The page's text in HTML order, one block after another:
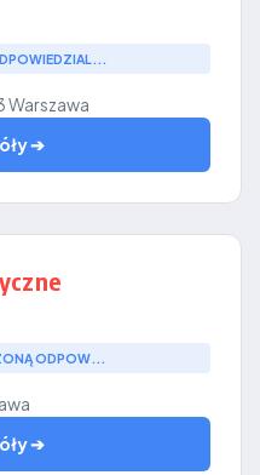
Warszawa
➔
ODPOW...
➔